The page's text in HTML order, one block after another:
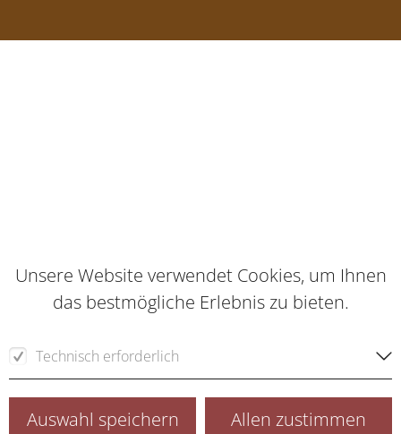
Unsere Website verwendet Cookies, um Ihnen
das bestmögliche Erlebnis zu bieten.
Technisch erforderlich
Für die Funktion der Webseite erforderliche Cookies
Auswahl speichern Allen zustimmen